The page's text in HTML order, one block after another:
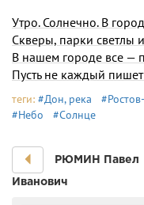
Утро. Солнечно. В
Скверы, парки светлы
В нашем городе все —
Пусть не каждый
теги: #Дон, река
#Небо
#Солнце
РЮМИН Павел
Иванович